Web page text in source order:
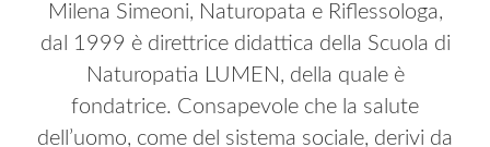
Milena Simeoni, Naturopata e Riflessologa,
dal 1999 è direttrice didattica della Scuola di
Naturopatia LUMEN, della quale è
fondatrice. Consapevole che la salute
dell’uomo, come del sistema sociale, derivi da